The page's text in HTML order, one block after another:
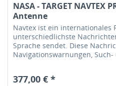
NASA - TARGET NAVTEX
Antenne
Navtex ist ein internationales
unterschiedlichste
Sprache sendet. Diese
Navigationswarnungen,
377,00 € *